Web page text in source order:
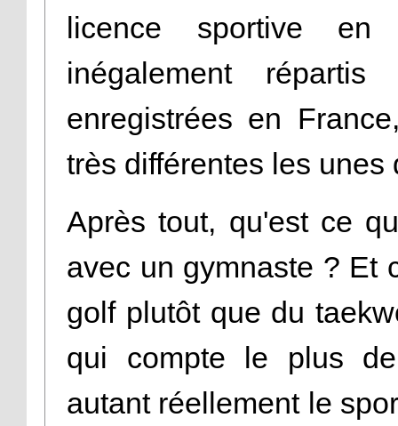
licence sportive
inégalement
enregistrées en
très différentes les unes
Après tout, qu'est ce
avec un gymnaste ? Et
golf plutôt que du
qui compte le plus
autant réellement le